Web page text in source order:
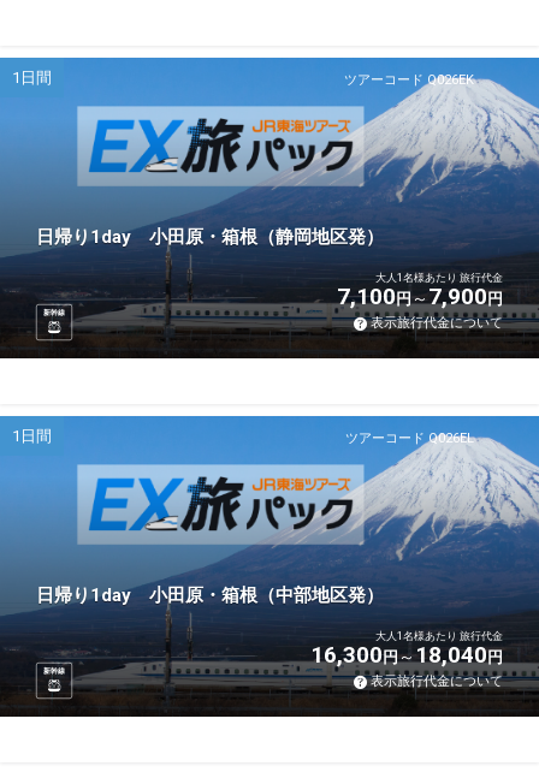
ツアーコード Q026EK
1日間
日帰り1day 小田原・箱根（静岡地区発）
新幹線
大人1名様あたり 旅行代金
7,100円 7,900円
表示旅行代金について
ツアーコード Q026EL
1日間
日帰り1day 小田原・箱根（中部地区発）
新幹線
大人1名様あたり 旅行代金
16,300円 18,040円
表示旅行代金について